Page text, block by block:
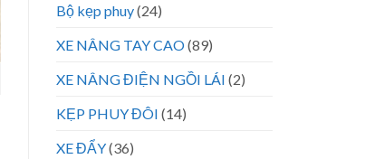
Bộ kẹp phuy(24)
XE NÂNG TAY CAO(89)
XE NÂNG ĐIỆN NGỒI LÁI (2)
KẸP PHUY ĐÔI (14)
XE ĐẨY(36)